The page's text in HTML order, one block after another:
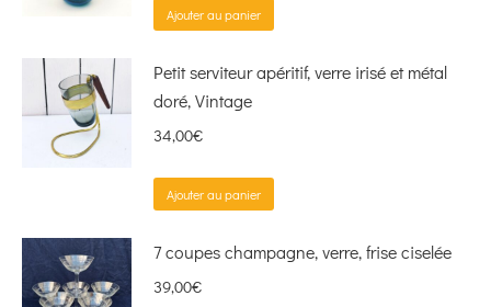
Ajouter au panier
Petit serviteur apéritif, verre irisé et métal
doré, Vintage
34,00€
Ajouter au panier
7 coupes champagne, verre, frise ciselée
39,00€